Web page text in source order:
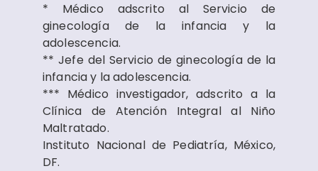
* Médico adscrito al Servicio de
ginecología de la infancia y la
adolescencia.
** Jefe del Servicio de ginecología de la
infancia y la adolescencia.
*** Médico investigador, adscrito a la
Clínica de Atención Integral al Niño
Maltratado.
Instituto Nacional de Pediatría, México,
DF.